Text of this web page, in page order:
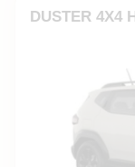
DUSTER 4X4